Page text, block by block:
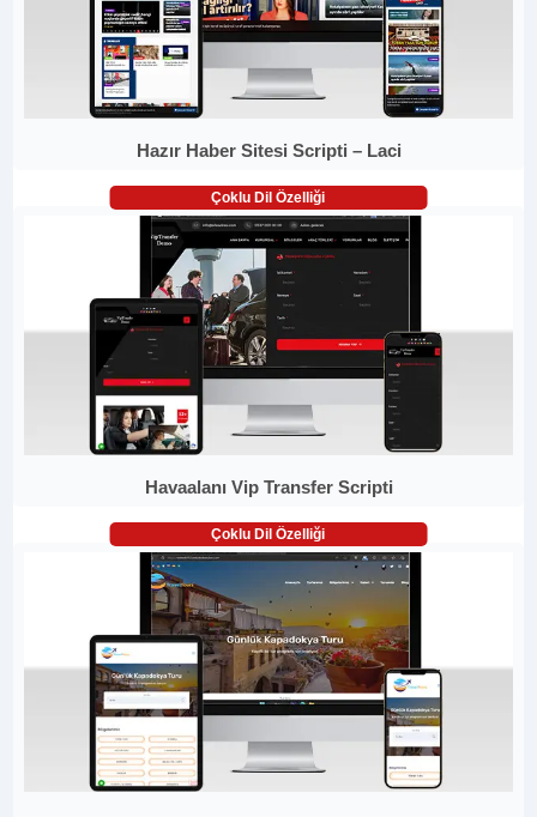
Hazır Haber Sitesi Scripti – Laci
Çoklu Dil Özelliği
Havaalanı Vip Transfer Scripti
Çoklu Dil Özelliği